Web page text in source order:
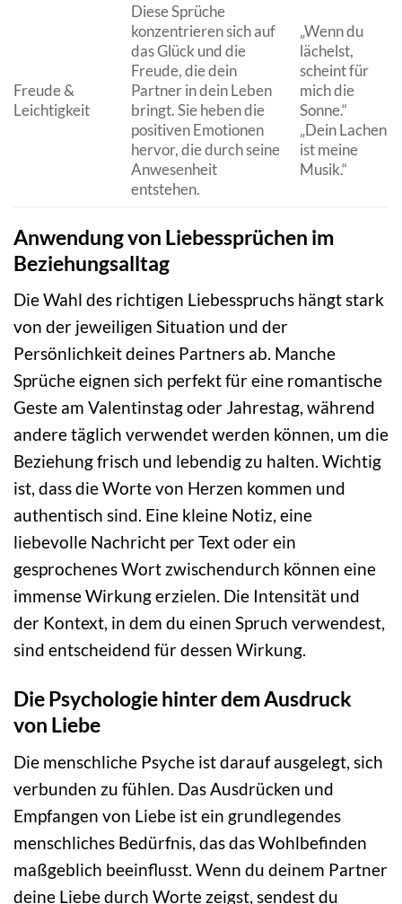
Freude &
Leichtigkeit
Diese Sprüche
konzentrieren sich auf
das Glück und die
Freude, die dein
Partner in dein Leben
bringt. Sie heben die
positiven Emotionen
hervor, die durch seine
Anwesenheit
entstehen.
„Wenn du
lächelst,
scheint für
mich die
Sonne.“
„Dein Lachen
ist meine
Musik.“
Anwendung von Liebessprüchen im
Beziehungsalltag
Die Wahl des richtigen Liebesspruchs hängt stark
von der jeweiligen Situation und der
Persönlichkeit deines Partners ab. Manche
Sprüche eignen sich perfekt für eine romantische
Geste am Valentinstag oder Jahrestag, während
andere täglich verwendet werden können, um die
Beziehung frisch und lebendig zu halten. Wichtig
ist, dass die Worte von Herzen kommen und
authentisch sind. Eine kleine Notiz, eine
liebevolle Nachricht per Text oder ein
gesprochenes Wort zwischendurch können eine
immense Wirkung erzielen. Die Intensität und
der Kontext, in dem du einen Spruch verwendest,
sind entscheidend für dessen Wirkung.
Die Psychologie hinter dem Ausdruck
von Liebe
Die menschliche Psyche ist darauf ausgelegt, sich
verbunden zu fühlen. Das Ausdrücken und
Empfangen von Liebe ist ein grundlegendes
menschliches Bedürfnis, das das Wohlbefinden
maßgeblich beeinflusst. Wenn du deinem Partner
deine Liebe durch Worte zeigst, sendest du